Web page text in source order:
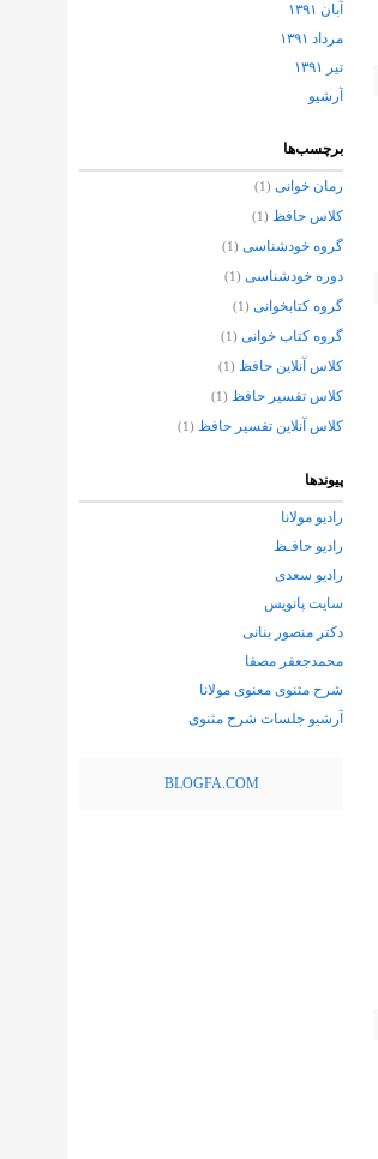
آبان ۱۳۹۱
مرداد ۱۳۹۱
تیر ۱۳۹۱
آرشيو
برچسب‌ها
رمان خوانی (1)
کلاس حافظ (1)
گروه خودشناسی (1)
دوره خودشناسی (1)
گروه کتابخوانی (1)
گروه کتاب خوانی (1)
کلاس آنلاین حافظ (1)
کلاس تفسیر حافظ (1)
کلاس آنلاین تفسیر حافظ (1)
پیوندها
رادیو مولانا
رادیو حافـظ
رادیو سعدی
سایت پانویس
دکتر منصور بنانی
محمدجعفر مصفا
شرح مثنوی معنوی مولانا
آرشيو جلسات شرح مثنوی
BLOGFA.COM